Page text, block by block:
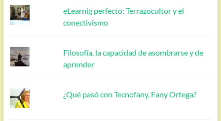
eLearnig perfecto: Terrazocultor y el
conectivismo
Filosofía, la capacidad de asombrarse y de
aprender
¿Qué pasó con Tecnofany, Fany Ortega?